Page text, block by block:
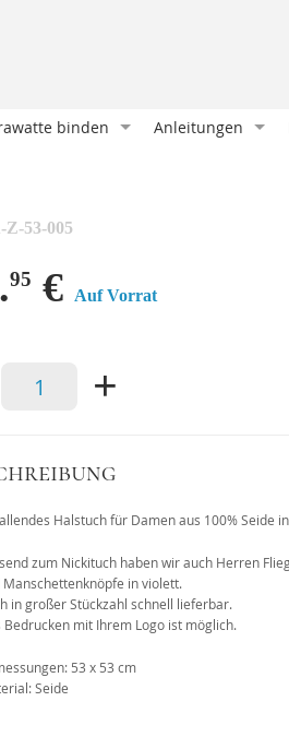
binden
Knoten
Windsor
Knoten
Knoten
Krawattenknoten
1x1 der Krawattenknoten
Anleitungen
Krawatte
Hosenträger
53-005
95 € Auf Vorrat
+
Halstuch für Damen aus 100% Seide
zum Nickituch haben wir auch Herren
Manschettenknöpfe in violett.
in großer Stückzahl schnell lieferbar.
Bedrucken mit Ihrem Logo ist möglich.
53 x 53 cm
Seide